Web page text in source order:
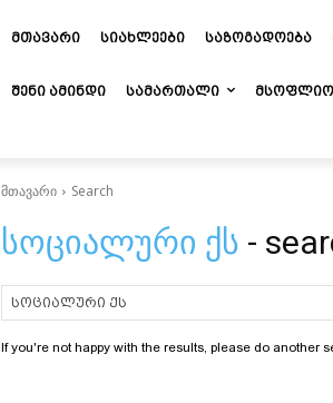
ᲛᲗᲐᲕᲐᲠᲘ ᲡᲘᲐᲮᲚᲔᲔᲑᲘ ᲡᲐᲖᲝᲒᲐᲓᲝᲔᲑᲐ
ᲨᲔᲜᲘ ᲐᲛᲘᲜᲓᲘ ᲡᲐᲛᲐᲠᲗᲐᲚᲘ ᲛᲡᲝᲤᲚᲘᲝ
მთავარი Search
სოციალური ქს -
If you're not happy with the results, please do another